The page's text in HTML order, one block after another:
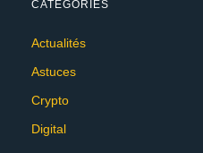
CATÉGORIES
Actualités
Astuces
Crypto
Digital